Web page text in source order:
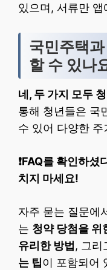
있으며, 서류만
국민주택
할 수 있나
네, 두 가지 모두
통해 청년들은 국
수 있어 다양한
❗FAQ를 확인하
치지 마세요!
자주 묻는 질문에
는 청약 당첨을 위
유리한 방법 , 그리
는 팁이 포함되어